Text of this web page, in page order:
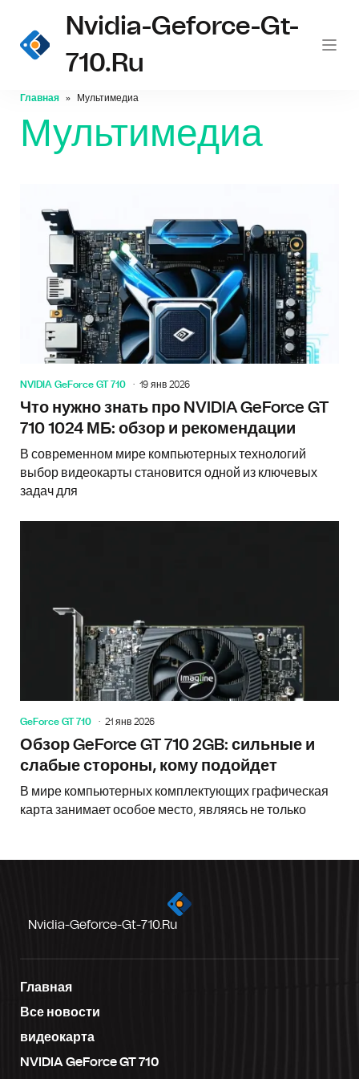
Nvidia-Geforce-Gt-
710.ru
Главная Мультимедиа
Мультимедиа
NVIDIA GeForce GT 710 19 янв 2026
Что нужно знать про NVIDIA GeForce GT
710 1024 МБ: обзор и рекомендации
В современном мире компьютерных технологий
выбор видеокарты становится одной из ключевых
задач для
GeForce GT 710 21 янв 2026
Обзор GeForce GT 710 2GB: сильные и
слабые стороны, кому подойдет
В мире компьютерных комплектующих графическая
карта занимает особое место, являясь не только
Nvidia-Geforce-Gt-710.ru
Главная
Все новости
видеокарта
NVIDIA GeForce GT 710